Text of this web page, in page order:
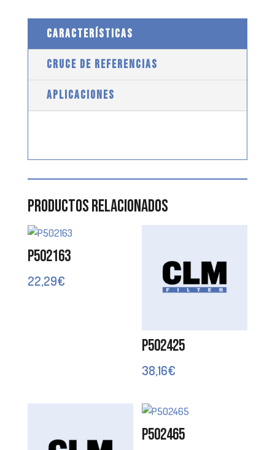
CARACTERÍSTICAS
CRUCE DE REFERENCIAS
APLICACIONES
Productos relacionados
P502163
22,29€
P502425
38,16€
P502465